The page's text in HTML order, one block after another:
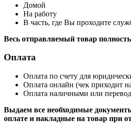
Домой
На работу
В часть, где Вы проходите
Весь отправляемый товар
Оплата
Оплата по счету для
Оплата онлайн (чек приходит
Оплата наличными или
Выдаем все необходимые
оплате и накладные на товар при